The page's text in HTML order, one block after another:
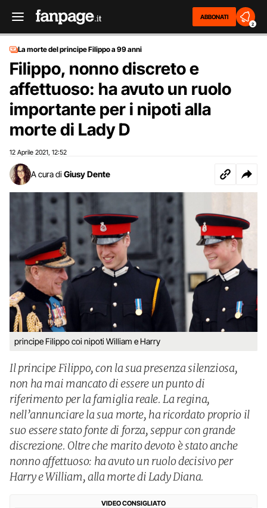
ABBONATI
2
La morte del principe Filippo a 99 anni
Filippo, nonno discreto e
affettuoso: ha avuto un ruolo
importante per i nipoti alla
morte di Lady D
12 Aprile 2021 12:52
A cura di Giusy Dente
principe Filippo coi nipoti William e Harry
Il principe Filippo, con la sua presenza silenziosa,
non ha mai mancato di essere un punto di
riferimento per la famiglia reale. La regina,
nell’annunciare la sua morte, ha ricordato proprio il
suo essere stato fonte di forza, seppur con grande
discrezione. Oltre che marito devoto è stato anche
nonno affettuoso: ha avuto un ruolo decisivo per
Harry e William, alla morte di Lady Diana.
VIDEO CONSIGLIATO